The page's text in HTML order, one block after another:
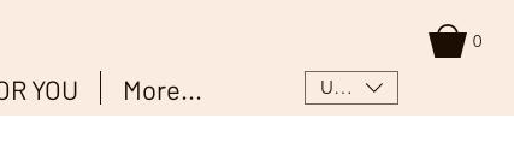
0
YOU More... USD ($)